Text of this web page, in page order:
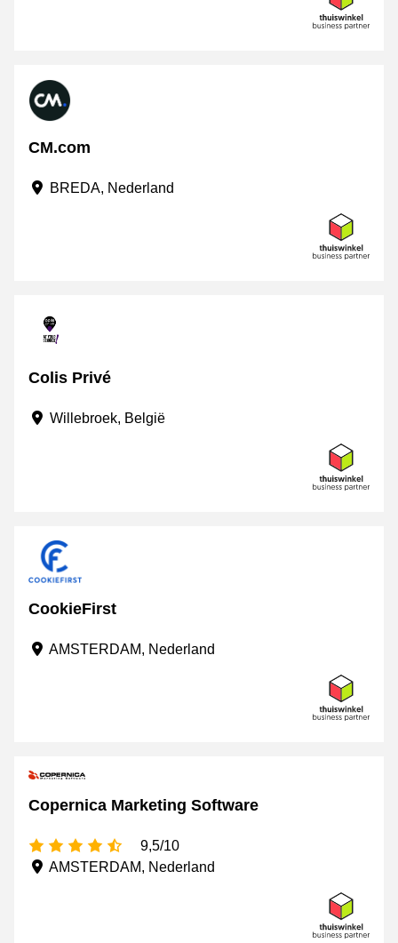
CM.com
BREDA, Nederland
Colis Privé
Willebroek, België
CookieFirst
AMSTERDAM, Nederland
Copernica Marketing Software
4,5 sterren
9,5/10
AMSTERDAM, Nederland